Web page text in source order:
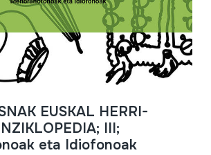
EUSKAL HERRI-
III;
eta Idiofonoak